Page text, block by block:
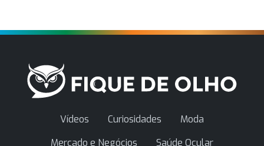
Vídeos Curiosidades
Moda
Mercado e Negócios
Saúde Ocular